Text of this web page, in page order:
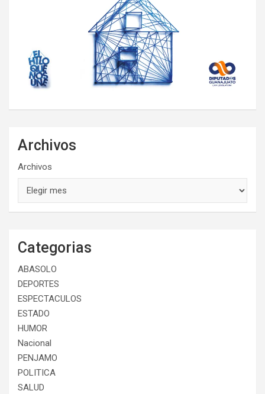
Archivos
Archivos
Categorias
ABASOLO
DEPORTES
ESPECTACULOS
ESTADO
HUMOR
Nacional
PENJAMO
POLITICA
SALUD